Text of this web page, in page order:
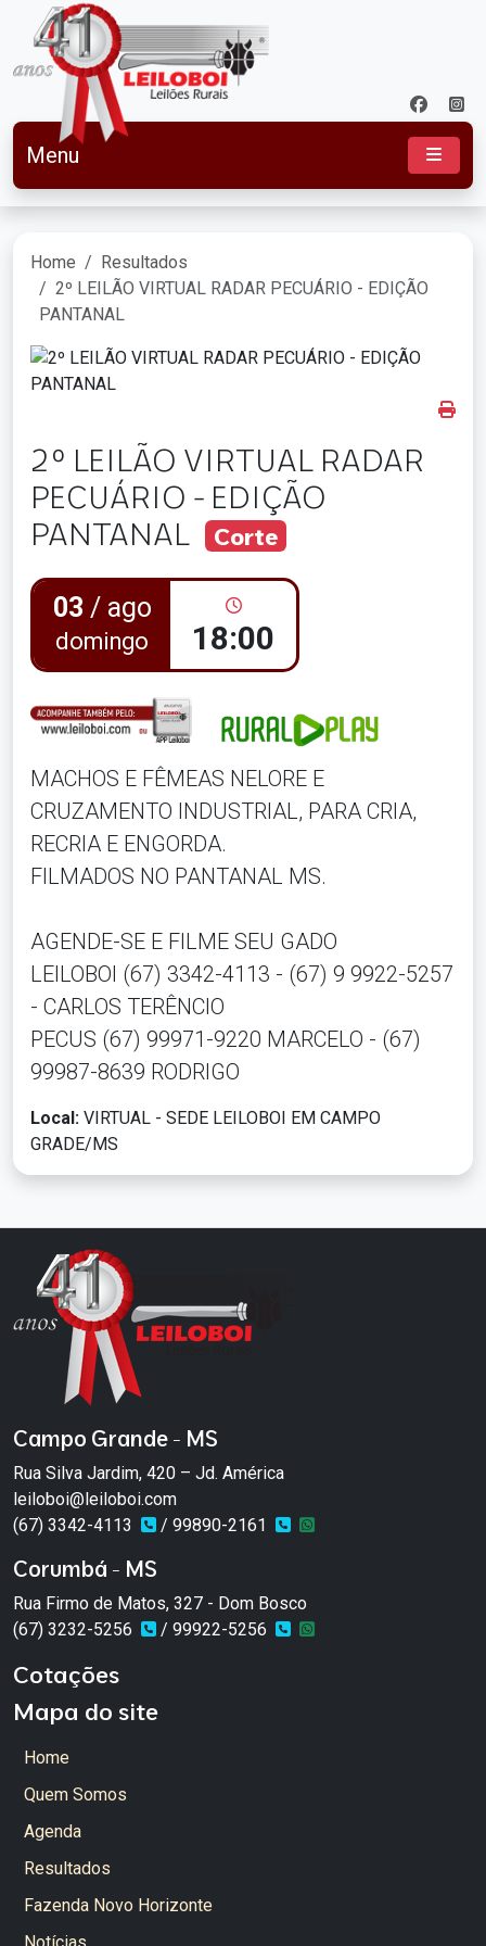
Menu
Home
Resultados
2º LEILÃO VIRTUAL RADAR PECUÁRIO - EDIÇÃO
PANTANAL
2º LEILÃO VIRTUAL RADAR
PECUÁRIO - EDIÇÃO
PANTANAL
Corte
03 / ago
domingo 18:00
MACHOS E FÊMEAS NELORE E
CRUZAMENTO INDUSTRIAL, PARA CRIA,
RECRIA E ENGORDA.
FILMADOS NO PANTANAL MS.
AGENDE-SE E FILME SEU GADO
LEILOBOI (67) 3342-4113 - (67) 9 9922-5257
- CARLOS TERÊNCIO
PECUS (67) 99971-9220 MARCELO - (67)
99987-8639 RODRIGO
Local: VIRTUAL - SEDE LEILOBOI EM CAMPO
GRADE/MS
Campo Grande - MS
Rua Silva Jardim, 420 – Jd. América
leiloboi@leiloboi.com
(67) 3342-4113
/ 99890-2161
Corumbá - MS
Rua Firmo de Matos, 327 - Dom Bosco
(67) 3232-5256
/ 99922-5256
Cotações
Mapa do site
Home
Quem Somos
Agenda
Resultados
Fazenda Novo Horizonte